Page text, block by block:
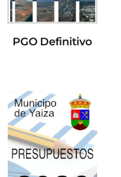
PGO Definitivo